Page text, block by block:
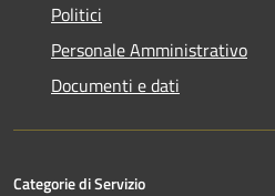
Politici
Personale Amministrativo
Documenti e dati
Categorie di Servizio